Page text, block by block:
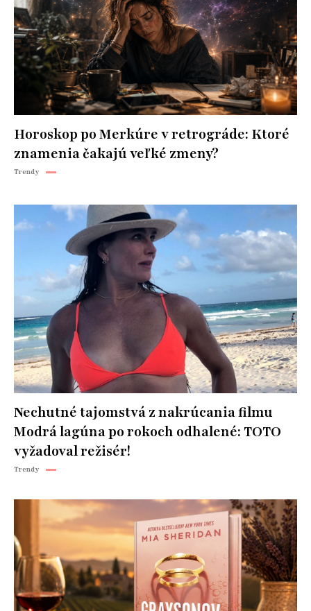
Horoskop po Merkúre v retrográde: Ktoré
znamenia čakajú veľké zmeny?
Trendy
Nechutné tajomstvá z nakrúcania filmu
Modrá lagúna po rokoch odhalené: TOTO
vyžadoval režisér!
Trendy